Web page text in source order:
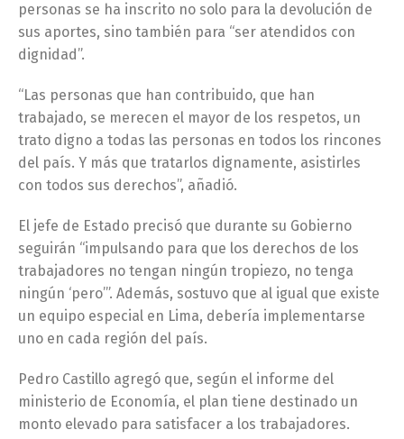
personas se ha inscrito no solo para la devolución de
sus aportes, sino también para “ser atendidos con
dignidad”.
“Las personas que han contribuido, que han
trabajado, se merecen el mayor de los respetos, un
trato digno a todas las personas en todos los rincones
del país. Y más que tratarlos dignamente, asistirles
con todos sus derechos”, añadió.
El jefe de Estado precisó que durante su Gobierno
seguirán “impulsando para que los derechos de los
trabajadores no tengan ningún tropiezo, no tenga
ningún ‘pero’”. Además, sostuvo que al igual que existe
un equipo especial en Lima, debería implementarse
uno en cada región del país.
Pedro Castillo agregó que, según el informe del
ministerio de Economía, el plan tiene destinado un
monto elevado para satisfacer a los trabajadores.